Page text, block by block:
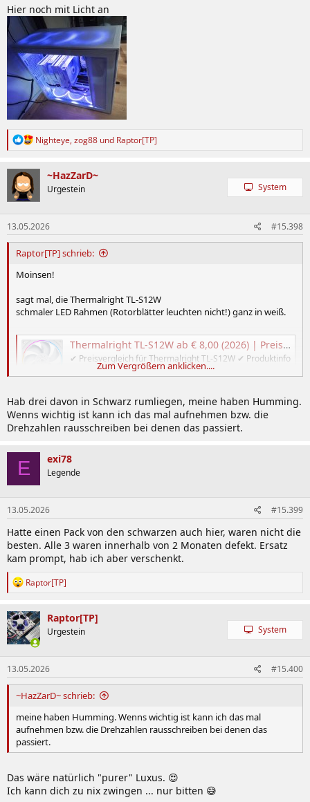
Hier noch mit Licht an
R
k
o
n
e
n
:
Nighteye, zog88 und Raptor[TP]
~HazZarD~
Urgestein System
13.05.2026 #15.398
Raptor[TP] schrieb:
Moinsen!
sagt mal, die Thermalright TL-S12W
schmaler LED Rahmen (Rotorblätter leuchten nicht!) ganz in weiß.
Thermalright TL-S12W ab € 8,00 (2026) | Preisvergleich Geizhals Deutschland
✔ Preisvergleich für Thermalright TL-S12W ✔ Produktinfo
⇒ Lüfteranschluss: 4-Pin PWM + 3-Pin ARGB
(+5V/DATA/GND) • Abmessungen: 120x120x25mm
Günstig kaufen
geizhals.de
Hat die jemand? können die was?
Wie sieht es mit Humming oder anderen Nebengeräuschen aus?
Danke für jede Art von Feedback
Will vielleicht doch jetzt full white build gehen.
Kann ich ein Haken dran machen 🤣👍🏻
Zum Vergrößern anklicken....
Hab drei davon in Schwarz rumliegen, meine haben Humming.
Wenns wichtig ist kann ich das mal aufnehmen bzw. die
Drehzahlen rausschreiben bei denen das passiert.
E exi78
Legende
13.05.2026 #15.399
Hatte einen Pack von den schwarzen auch hier, waren nicht die
besten. Alle 3 waren innerhalb von 2 Monaten defekt. Ersatz
kam prompt, hab ich aber verschenkt.
R
k
t
i
o
n
e
n
:
Raptor[TP]
Raptor[TP]
Urgestein System
13.05.2026 #15.400
~HazZarD~ schrieb:
meine haben Humming. Wenns wichtig ist kann ich das mal
aufnehmen bzw. die Drehzahlen rausschreiben bei denen das
passiert.
Das wäre natürlich "purer" Luxus. 😍
Ich kann dich zu nix zwingen ... nur bitten 😅